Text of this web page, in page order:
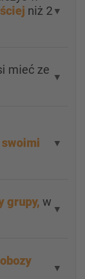
niż 2▼
mieć ze ▼
▼
grupy, w ▼
▼